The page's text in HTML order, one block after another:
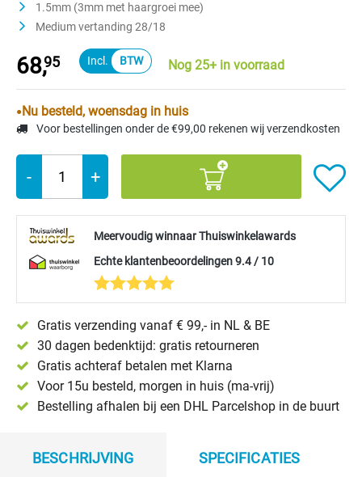
1.5mm (3mm met haargroei mee)
Medium vertanding 28/18
68,95 Nog 25+ in voorraad
Nu besteld, woensdag in huis
Voor bestellingen onder de €99,00 rekenen wij verzendkosten
- +
Meervoudig winnaar Thuiswinkelawards
Echte klantenbeoordelingen 9.4 / 10
Gratis verzending vanaf € 99,- in NL & BE
30 dagen bedenktijd: gratis retourneren
Gratis achteraf betalen met Klarna
Voor 15u besteld, morgen in huis (ma-vrij)
Bestelling afhalen bij een DHL Parcelshop in de buurt
BESCHRIJVING SPECIFICATIES